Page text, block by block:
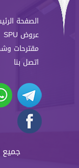
الصفحة
عروض SPU
مقترحات
اتصل بنا
جميع